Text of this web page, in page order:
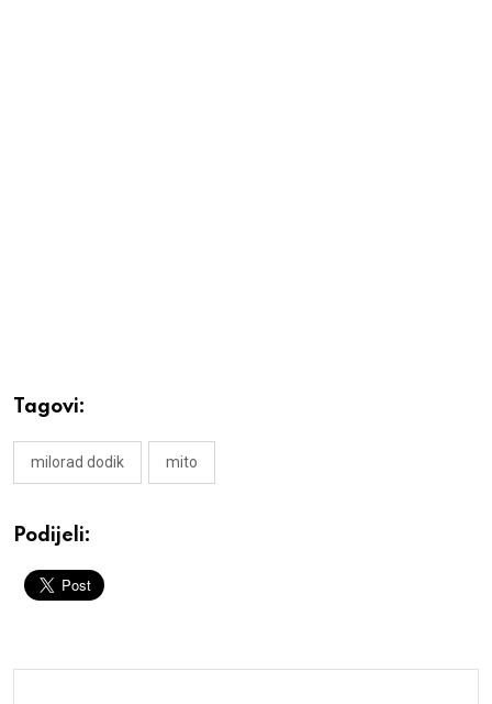
Tagovi:
milorad dodik mito
Podijeli: